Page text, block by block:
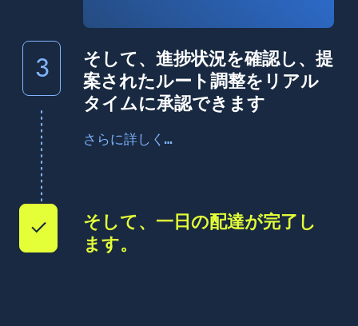
3
そして、進捗状況を確認し、提
案されたルート調整をリアル
タイムに承認できます
配送の進捗状況を確認し、顧客からの要望
さらに詳しく…
そして、一日の配達が完了し
ます。